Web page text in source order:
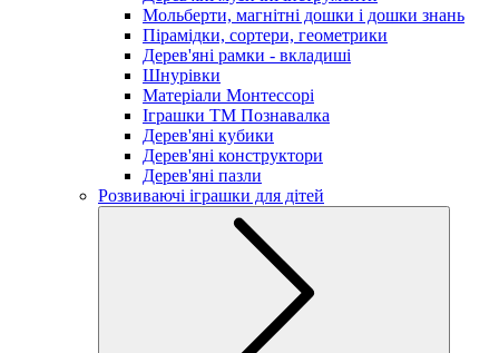
Мольберти, магнітні дошки і дошки знань
Пірамідки, сортери, геометрики
Дерев'яні рамки - вкладиші
Шнурівки
Матеріали Монтессорі
Іграшки ТМ Познавалка
Дерев'яні кубики
Дерев'яні конструктори
Дерев'яні пазли
Розвиваючі іграшки для дітей